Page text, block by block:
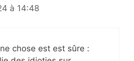
à 14:48
chose est est sûre :